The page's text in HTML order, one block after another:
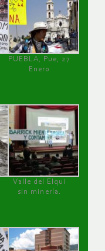
PUEBLA, Pue, 27
Enero
Valle del Elqui
sin minería.